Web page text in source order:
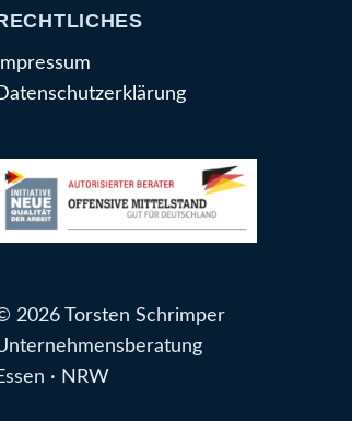
Impressum
2026 Torsten Schrimper
· NRW